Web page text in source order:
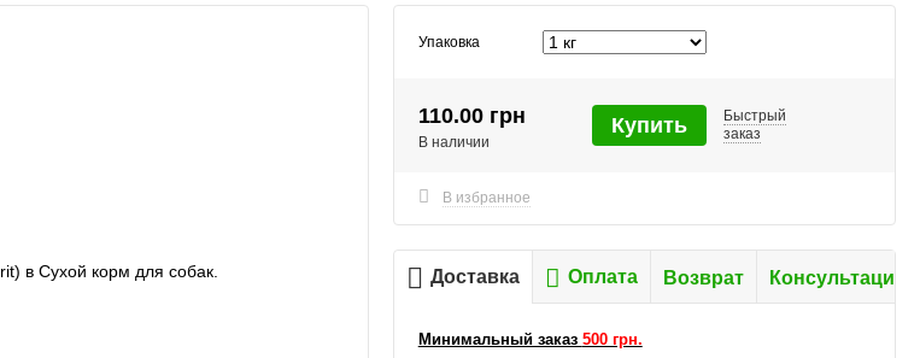
Упаковка
110.00 грн
В наличии
Купить
Быстрый
заказ
В избранное
Доставка Оплата Возврат Консультация
Минимальный заказ 500 грн.